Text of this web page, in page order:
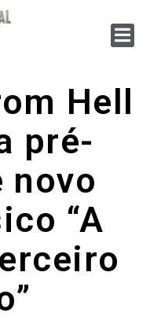
Hell
pré-
novo
“A